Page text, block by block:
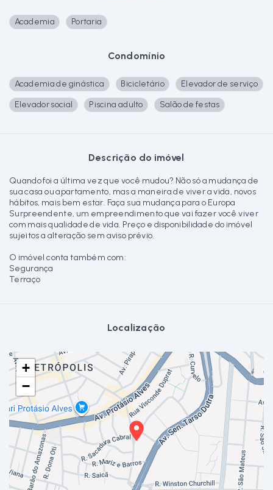
Academia Portaria
Condomínio
Academia de ginástica Bicicletário
Elevador de serviço
Elevador social
Piscina adulto Salão de festas
Descrição do imóvel
Quando foi a última vez que você mudou? Não só a mudança de
sua casa ou apartamento, mas a maneira de viver a vida, novos
hábitos, mais bem estar. Faça sua mudança para o Europa
Surpreendente, um empreendimento que vai fazer você viver
com mais qualidade de vida. Preço e disponibilidade do imóvel
sujeitos a alteração sem aviso prévio.
O imóvel conta também com:
Segurança
Terraço
Localização
+
−